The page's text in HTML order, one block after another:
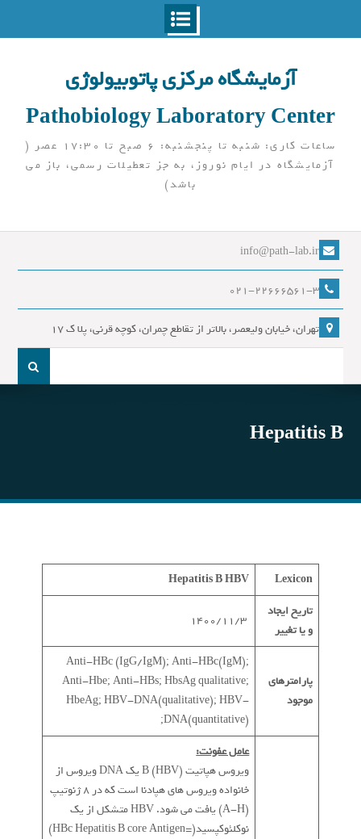
آزمایشگاه مرکزی پاتوبیولوژی
Pathobiology Laboratory Center
ساعات کاری: شنبه تا پنجشنبه: 6 صبح تا 17:30 عصر (
آزمایشگاه در ایام نوروز، به جز تعطیلات رسمی، باز می
باشد)
info@path-lab.ir
021-22666561-3
تهران، خیابان ولیعصر، بالاتر از تقاطع چمران، کوچه قرنی، پلا ک 17
جست
Hepatitis B
Lexicon
Hepatitis BHBV
تاریخ ایجاد
و یا تغییر
پارامترهای
موجود
Anti-HBc (IgG/IgM); Anti-HBc(IgM);
Anti-Hbe; Anti-HBs; HbsAg qualitative;
HbeAg; HBV-DNA(qualitative); HBV-
DNA(quantitative);
عامل عفونت:
ویروس هپاتیت B (HBV) یک DNA ویروس از
خانواده ویروس های هپادنا است که در 8 ژنوتیپ
(A-H) یافت می شود. HBV متشکل از یک
نوکلئوکپسید(=HBc Hepatitis B core Antigen)